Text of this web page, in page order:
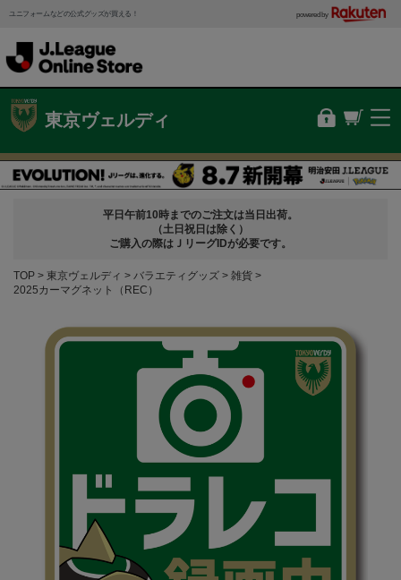
ユニフォームなどの公式グッズが買える！ powered by
東京ヴェルディ
平日午前10時までのご注文は当日出荷。
（土日祝日は除く）
ご購入の際はＪリーグIDが必要です。
TOP 東京ヴェルディ バラエティグッズ
雑貨
2025カーマグネット（REC）